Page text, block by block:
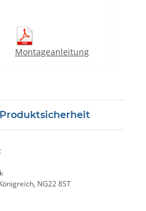
Montageanleitung
NG22 8ST